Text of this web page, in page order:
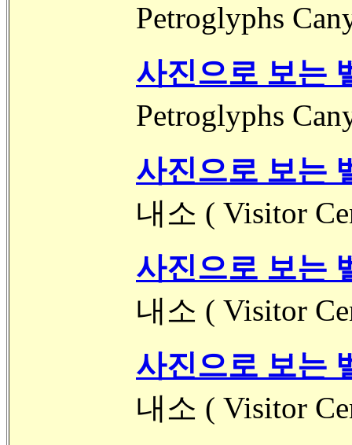
Petroglyphs
사진으로 보는
Petroglyphs
사진으로 보는
내소 ( Visitor
사진으로 보는
내소 ( Visitor
사진으로 보는
내소 ( Visitor